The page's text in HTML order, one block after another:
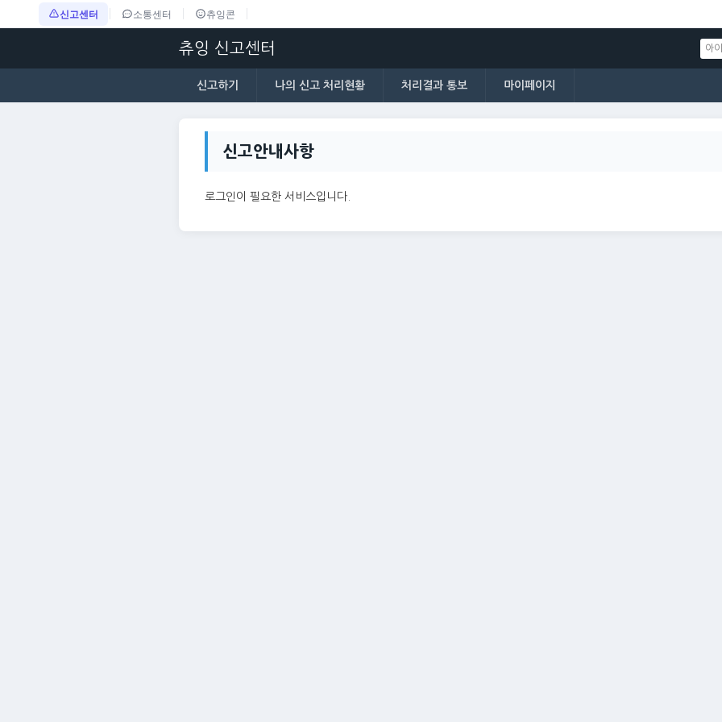
신고센터 소통센터 츄잉콘
츄잉 신고센터
신고하기 나의 신고 처리현황 처리결과 통보 마이페이지
신고안내사항
로그인이 필요한 서비스입니다.